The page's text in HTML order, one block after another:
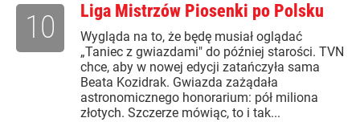
Liga Mistrzów Piosenki po Polsku
Wygląda na to, że będę musiał oglądać
„Taniec z gwiazdami" do później starości. TVN
chce, aby w nowej edycji zatańczyła sama
Beata Kozidrak. Gwiazda zażądała
astronomicznego honorarium: pół miliona
złotych. Szczerze mówiąc, to i tak...
10